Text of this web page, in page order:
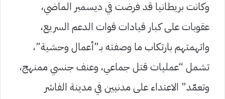
وكانت بريطانيا قد فرضت في ديسمبر الماضي،
عقوبات على كبار قيادات قوات الدعم السريع،
واتهمتهم بارتكاب ما وصفته بـ”أعمال وحشية”،
تشمل “عمليات قتل جماعي، وعنف جنسي ممنهج،
وتعمّد” الاعتداء على مدنيين في مدينة الفاشر